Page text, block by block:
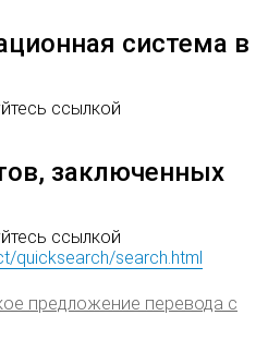
система в
ссылкой
заключенных
ссылкой
quicksearch/search.html
предложение перевода с